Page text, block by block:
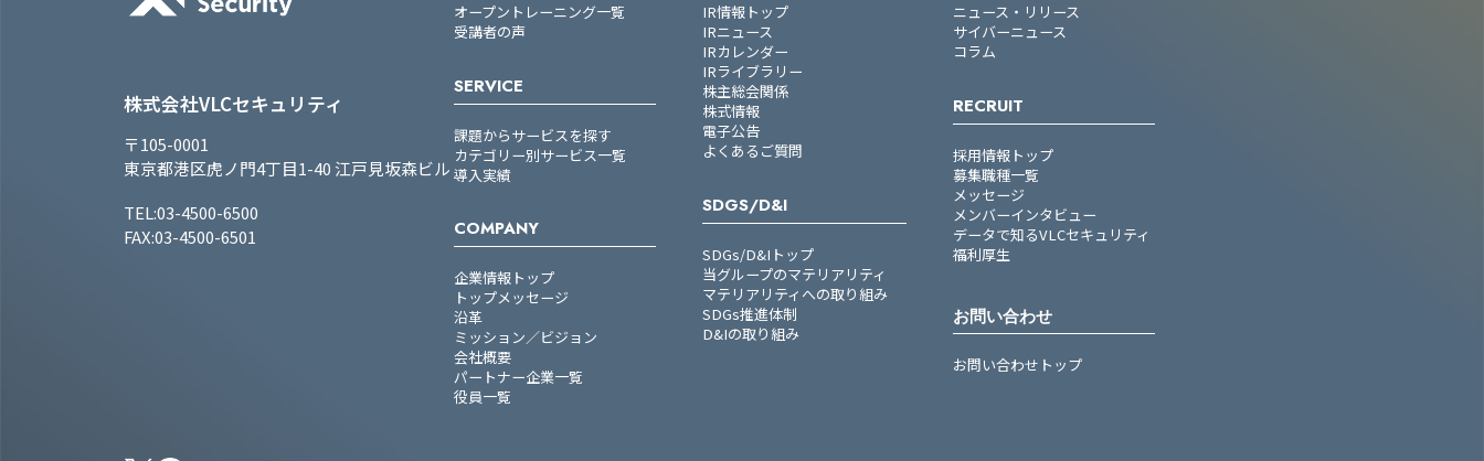
株式会社VLCセキュリティ
〒105-0001
東京都港区虎ノ門4丁目1-40 江戸見坂森ビル
TEL:03-4500-6500
FAX:03-4500-6501
オープントレーニング一覧
受講者の声
SERVICE
課題からサービスを探す
カテゴリー別サービス一覧
導入実績
COMPANY
企業情報トップ
トップメッセージ
沿革
ミッション／ビジョン
会社概要
パートナー企業一覧
役員一覧
IR情報トップ
IRニュース
IRカレンダー
IRライブラリー
株主総会関係
株式情報
電子公告
よくあるご質問
SDGS/D&I
SDGs/D&Iトップ
当グループのマテリアリティ
マテリアリティへの取り組み
SDGs推進体制
D&Iの取り組み
ニュース・リリース
サイバーニュース
コラム
RECRUIT
採用情報トップ
募集職種一覧
メッセージ
メンバーインタビュー
データで知るVLCセキュリティ
福利厚生
お問い合わせ
お問い合わせトップ